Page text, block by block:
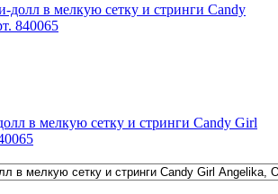
в мелкую сетку и стринги Candy Girl